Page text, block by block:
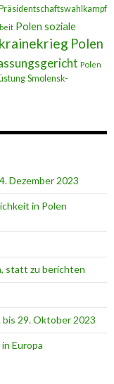
Polen soziale
Polen
Polen
Smolensk-
Dezember 2023
in Polen
statt zu berichten
bis 29. Oktober 2023
Europa